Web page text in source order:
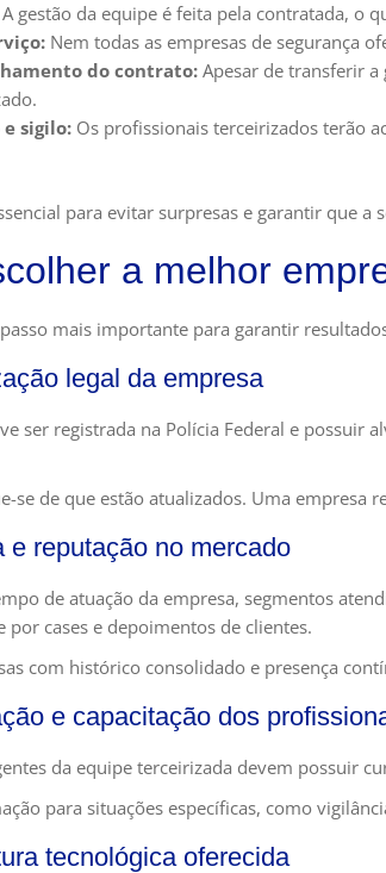
A gestão da equipe é feita pela contratada, o
Nem todas as empresas de segurança
do contrato: Apesar de transferir
sigilo: Os profissionais terceirizados terão
para evitar surpresas e garantir que
a melhor
mais importante para garantir
legal da empresa
ser registrada na Polícia Federal e
se de que estão atualizados. Uma empresa
e reputação no mercado
de atuação da empresa, segmentos
por cases e depoimentos de clientes.
com histórico consolidado e presença
e capacitação dos
da equipe terceirizada devem possuir
para situações específicas, como
tecnológica oferecida